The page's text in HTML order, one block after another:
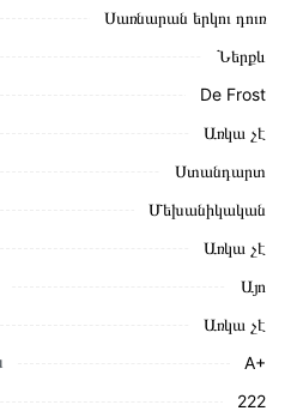
սեղմեք
կայքում նշված
NORDFROST NRB
պայմանները վավեր են և
կմշակեն պատվերը և
առաքման
պատվեր տեղադրելը,
նկարագրությունը,
Սառնարան երկու դուռ
Ներքև
De Frost
Առկա չէ
Ստանդարտ
Մեխանիկական
Առկա չէ
Այո
Առկա չէ
A+
222